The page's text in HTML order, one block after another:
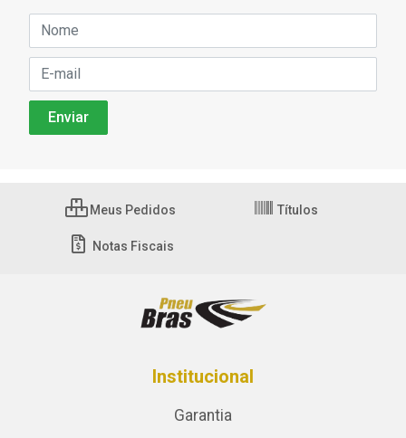
Meus Pedidos Títulos
Notas Fiscais
Institucional
Garantia